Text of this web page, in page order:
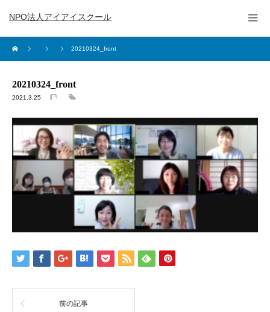
NPO法人アイアイスクール
20210324_front
20210324_front
2021.3.25
前の記事